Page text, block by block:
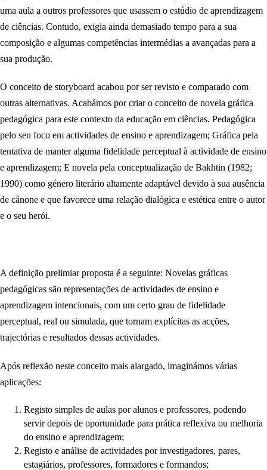
uma aula a outros professores que usassem o estúdio de aprendizagem
de ciências. Contudo, exigia ainda demasiado tempo para a sua
composição e algumas competências intermédias a avançadas para a
sua produção.
O conceito de storyboard acabou por ser revisto e comparado com
outras alternativas. Acabámos por criar o conceito de novela gráfica
pedagógica para este contexto da educação em ciências. Pedagógica
pelo seu foco em actividades de ensino e aprendizagem; Gráfica pela
tentativa de manter alguma fidelidade perceptual à actividade de ensino
e aprendizagem; E novela pela conceptualização de Bakhtin (1982;
1990) como género literário altamente adaptável devido à sua ausência
de cânone e que favorece uma relação dialógica e estética entre o autor
e o seu herói.
A definição prelimiar proposta é a seguinte: Novelas gráficas
pedagógicas são representações de actividades de ensino e
aprendizagem intencionais, com um certo grau de fidelidade
perceptual, real ou simulada, que tornam explícitas as acções,
trajectórias e resultados dessas actividades.
Após reflexão neste conceito mais alargado, imaginámos várias
aplicações:
Registo simples de aulas por alunos e professores, podendo
servir depois de oportunidade para prática reflexiva ou melhoria
do ensino e aprendizagem;
Registo e análise de actividades por investigadores, pares,
estagiários, professores, formadores e formandos;